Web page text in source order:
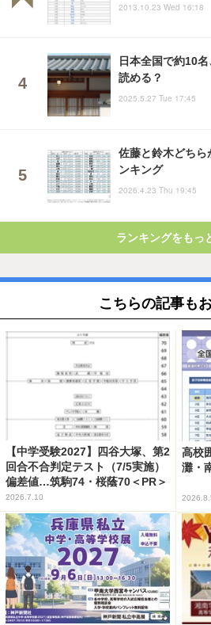
2013.10.23 Wed 16:18
日本全国で約10
読める？
2025.5.27 Tue 17:45
佐藤と鈴木どちら
ンキング
2026.4.23 Thu 19:45
ランキングをもっ
こちらの記事も
【中学受験2027】四谷大塚、第2
回合不合判定テスト（7/5実施）
偏差値…筑駒74・桜蔭70＜PR＞
2026.7.10
高校
灘・